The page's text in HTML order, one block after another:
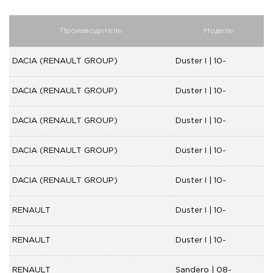
Производитель Модель
DACIA (RENAULT GROUP) Duster I | 10-
DACIA (RENAULT GROUP) Duster I | 10-
DACIA (RENAULT GROUP) Duster I | 10-
DACIA (RENAULT GROUP) Duster I | 10-
DACIA (RENAULT GROUP) Duster I | 10-
RENAULT Duster I | 10-
RENAULT Duster I | 10-
RENAULT Sandero | 08-